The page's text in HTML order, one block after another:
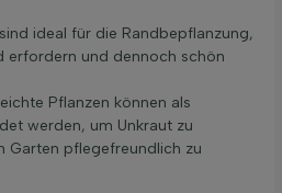
ideal für die Randbepflanzung,
erfordern und dennoch schön
Pflanzen können als
werden, um Unkraut zu
Garten pflegefreundlich zu